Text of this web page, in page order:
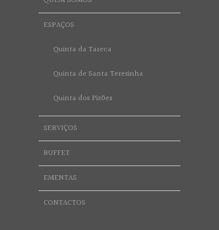
ESPAÇOS
Quinta da Tareca
Quinta de Santa Teresinha
Quinta dos Pizões
SERVIÇOS
BUFFET
EMENTAS
CONTACTOS